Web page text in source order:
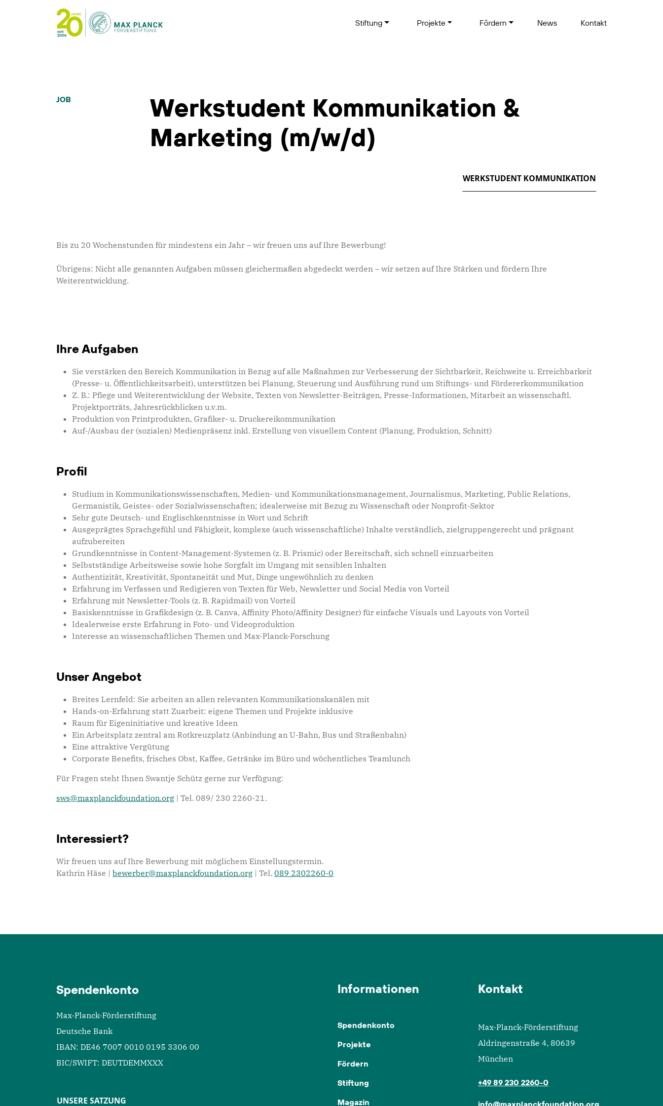
Stiftung Projekte Fördern News Kontakt
JOB
Werkstudent Kommunikation &
Marketing (m/w/d)
WERKSTUDENT KOMMUNIKATION
Bis zu 20 Wochenstunden für mindestens ein Jahr – wir freuen uns auf Ihre Bewerbung!
Übrigens: Nicht alle genannten Aufgaben müssen gleichermaßen abgedeckt werden – wir setzen auf Ihre Stärken und fördern Ihre
Weiterentwicklung.
Ihre Aufgaben
Sie verstärken den Bereich Kommunikation in Bezug auf alle Maßnahmen zur Verbesserung der Sichtbarkeit, Reichweite u. Erreichbarkeit
(Presse- u. Öffentlichkeitsarbeit), unterstützen bei Planung, Steuerung und Ausführung rund um Stiftungs- und Fördererkommunikation
Z. B.: Pflege und Weiterentwicklung der Website, Texten von Newsletter-Beiträgen, Presse-Informationen, Mitarbeit an wissenschaftl.
Projektporträts, Jahresrückblicken u.v.m.
Produktion von Printprodukten, Grafiker- u. Druckereikommunikation
Auf-/Ausbau der (sozialen) Medienpräsenz inkl. Erstellung von visuellem Content (Planung, Produktion, Schnitt)
Profil
Studium in Kommunikationswissenschaften, Medien- und Kommunikationsmanagement, Journalismus, Marketing, Public Relations,
Germanistik, Geistes- oder Sozialwissenschaften; idealerweise mit Bezug zu Wissenschaft oder Nonprofit-Sektor
Sehr gute Deutsch- und Englischkenntnisse in Wort und Schrift
Ausgeprägtes Sprachgefühl und Fähigkeit, komplexe (auch wissenschaftliche) Inhalte verständlich, zielgruppengerecht und prägnant
aufzubereiten
Grundkenntnisse in Content-Management-Systemen (z. B. Prismic) oder Bereitschaft, sich schnell einzuarbeiten
Selbstständige Arbeitsweise sowie hohe Sorgfalt im Umgang mit sensiblen Inhalten
Authentizität, Kreativität, Spontaneität und Mut, Dinge ungewöhnlich zu denken
Erfahrung im Verfassen und Redigieren von Texten für Web, Newsletter und Social Media von Vorteil
Erfahrung mit Newsletter-Tools (z. B. Rapidmail) von Vorteil
Basiskenntnisse in Grafikdesign (z. B. Canva, Affinity Photo/Affinity Designer) für einfache Visuals und Layouts von Vorteil
Idealerweise erste Erfahrung in Foto- und Videoproduktion
Interesse an wissenschaftlichen Themen und Max-Planck-Forschung
Unser Angebot
Breites Lernfeld: Sie arbeiten an allen relevanten Kommunikationskanälen mit
Hands-on-Erfahrung statt Zuarbeit: eigene Themen und Projekte inklusive
Raum für Eigeninitiative und kreative Ideen
Ein Arbeitsplatz zentral am Rotkreuzplatz (Anbindung an U-Bahn, Bus und Straßenbahn)
Eine attraktive Vergütung
Corporate Benefits, frisches Obst, Kaffee, Getränke im Büro und wöchentliches Teamlunch
Für Fragen steht Ihnen Swantje Schütz gerne zur Verfügung:
sws@maxplanckfoundation.org | Tel. 089/ 230 2260-21.
Interessiert?
Wir freuen uns auf Ihre Bewerbung mit möglichem Einstellungstermin.
Kathrin Häse | bewerber@maxplanckfoundation.org | Tel. 089 2302260-0
Spendenkonto
Max-Planck-Förderstiftung
Deutsche Bank
IBAN: DE46 7007 0010 0195 3306 00
BIC/SWIFT: DEUTDEMMXXX
UNSERE SATZUNG
Informationen
Spendenkonto
Projekte
Fördern
Stiftung
Magazin
Kontakt
Max-Planck-Förderstiftung
Aldringenstraße 4, 80639
München
+49 89 230 2260-0
info@maxplanckfoundation.org